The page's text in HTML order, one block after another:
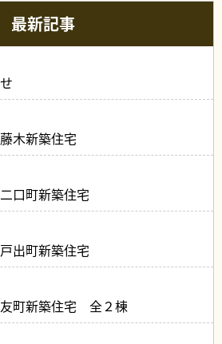
最新記事
木新築住宅
口町新築住宅
出町新築住宅
友町新築住宅 全２棟